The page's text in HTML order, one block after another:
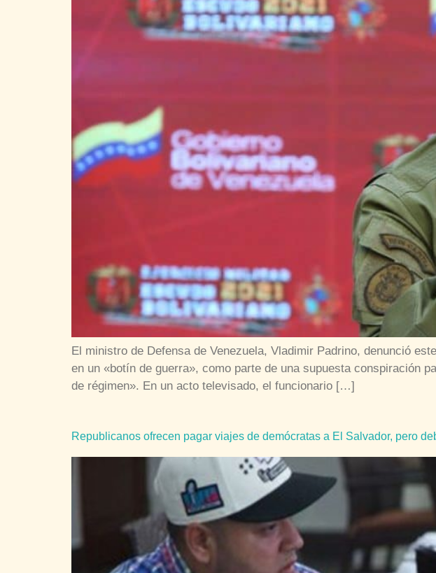
El ministro de Defensa de Venezuela, Vladimir Padrino, denunció
en un «botín de guerra», como parte de una supuesta conspiración
de régimen». En un acto televisado, el funcionario […]
Republicanos ofrecen pagar viajes de demócratas a El Salvador, pero